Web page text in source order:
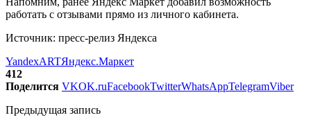
работать с отзывами прямо из личного кабинета.
Источник: пресс-релиз Яндекса
YandexARTЯндекс.Маркет
412
Поделится VKOK.ruFacebookTwitterWhatsAppTelegramViber
Предыдущая запись